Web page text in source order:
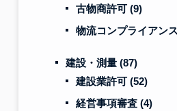
古物商許可 (9)
物流コンプライアンス
建設・測量 (87)
建設業許可 (52)
経営事項審査 (4)